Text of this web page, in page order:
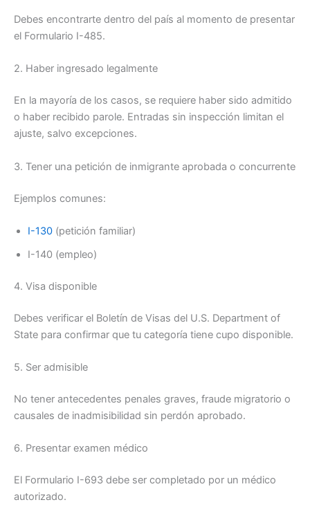
Debes encontrarte dentro del país al momento de presentar
el Formulario I-485.
2. Haber ingresado legalmente
En la mayoría de los casos, se requiere haber sido admitido
o haber recibido parole. Entradas sin inspección limitan el
ajuste, salvo excepciones.
3. Tener una petición de inmigrante aprobada o concurrente
Ejemplos comunes:
I-130 (petición familiar)
I-140 (empleo)
4. Visa disponible
Debes verificar el Boletín de Visas del U.S. Department of
State para confirmar que tu categoría tiene cupo disponible.
5. Ser admisible
No tener antecedentes penales graves, fraude migratorio o
causales de inadmisibilidad sin perdón aprobado.
6. Presentar examen médico
El Formulario I-693 debe ser completado por un médico
autorizado.